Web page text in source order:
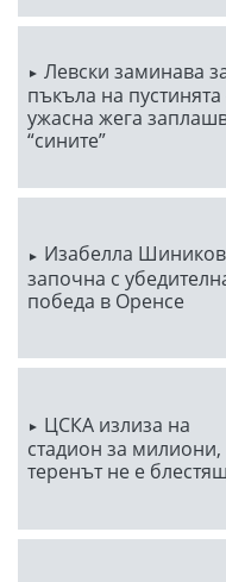
Левски заминава
пъкъла на пустинята
ужасна жега
“сините”
Изабелла
започна с
победа в Оренсе
ЦСКА излиза на
стадион за милиони,
теренът не е